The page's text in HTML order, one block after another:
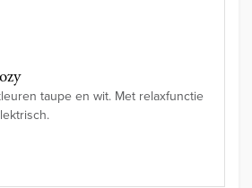
taupe en wit. Met relaxfunctie